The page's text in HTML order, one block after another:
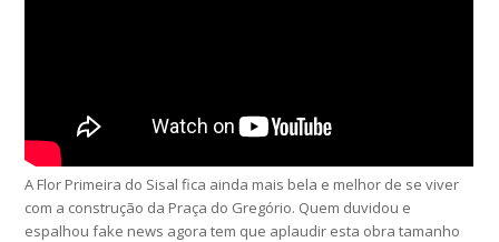
A Flor Primeira do Sisal fica ainda mais bela e melhor de se viver
com a construção da Praça do Gregório. Quem duvidou e
espalhou fake news agora tem que aplaudir esta obra tamanho